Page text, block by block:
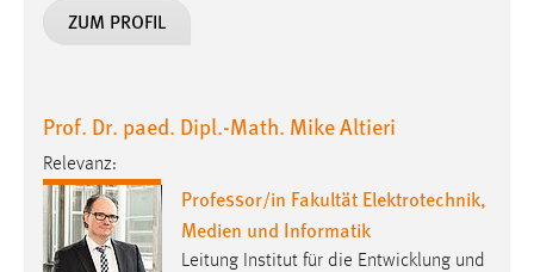
ZUM PROFIL
Prof. Dr. paed. Dipl.-Math. Mike Altieri
Relevanz:
Professor/in Fakultät Elektrotechnik,
Medien und Informatik
Leitung Institut für die Entwicklung und
24 Stunden
STATISTIK
Diese Informationen helfen uns zu verstehen, wie
unsere Besucher unsere Website nutzen.